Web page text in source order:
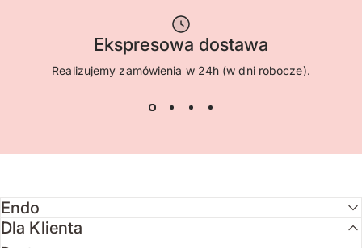
Ekspresowa dostawa
Realizujemy zamówienia w 24h (w dni robocze).
Endo
Dla Klienta